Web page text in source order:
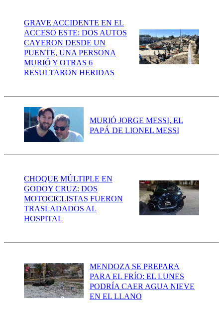
GRAVE ACCIDENTE EN EL
ACCESO ESTE: DOS AUTOS
CAYERON DESDE UN
PUENTE, UNA PERSONA
MURIÓ Y OTRAS 6
RESULTARON HERIDAS
MURIÓ JORGE MESSI, EL
PAPÁ DE LIONEL MESSI
CHOQUE MÚLTIPLE EN
GODOY CRUZ: DOS
MOTOCICLISTAS FUERON
TRASLADADOS AL
HOSPITAL
MENDOZA SE PREPARA
PARA EL FRÍO: EL LUNES
PODRÍA CAER AGUA NIEVE
EN EL LLANO